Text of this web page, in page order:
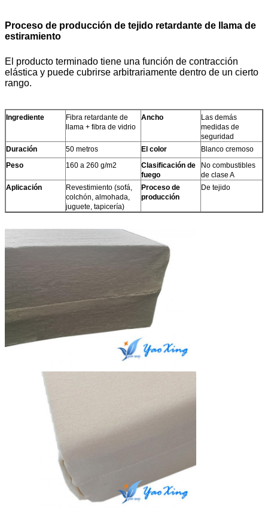
Proceso de producción de tejido retardante de llama de
estiramiento
El producto terminado tiene una función de contracción
elástica y puede cubrirse arbitrariamente dentro de un cierto
rango.
Ingrediente
Fibra retardante de
llama + fibra de vidrio
Ancho
Las demás
medidas de
seguridad
Duración
50 metros El color
Blanco cremoso
Peso
160 a 260 g/m2
Clasificación de
fuego
No combustibles
de clase A
Aplicación
Revestimiento (sofá,
colchón, almohada,
juguete, tapicería)
Proceso de
producción
De tejido